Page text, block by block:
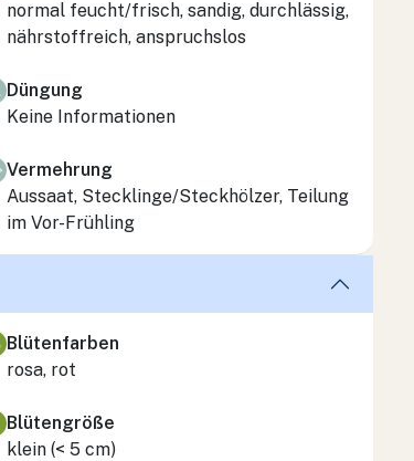
normal feucht/frisch, sandig, durchlässig,
nährstoffreich, anspruchslos
Düngung
Keine Informationen
Vermehrung
Aussaat, Stecklinge/Steckhölzer, Teilung
im Vor-Frühling
Blütenfarben
rosa, rot
Blütengröße
klein (< 5 cm)